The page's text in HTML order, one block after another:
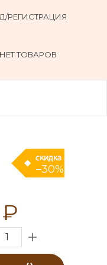
НЕТ ТОВАРОВ
РЕГИСТРАЦИЯ
–30%